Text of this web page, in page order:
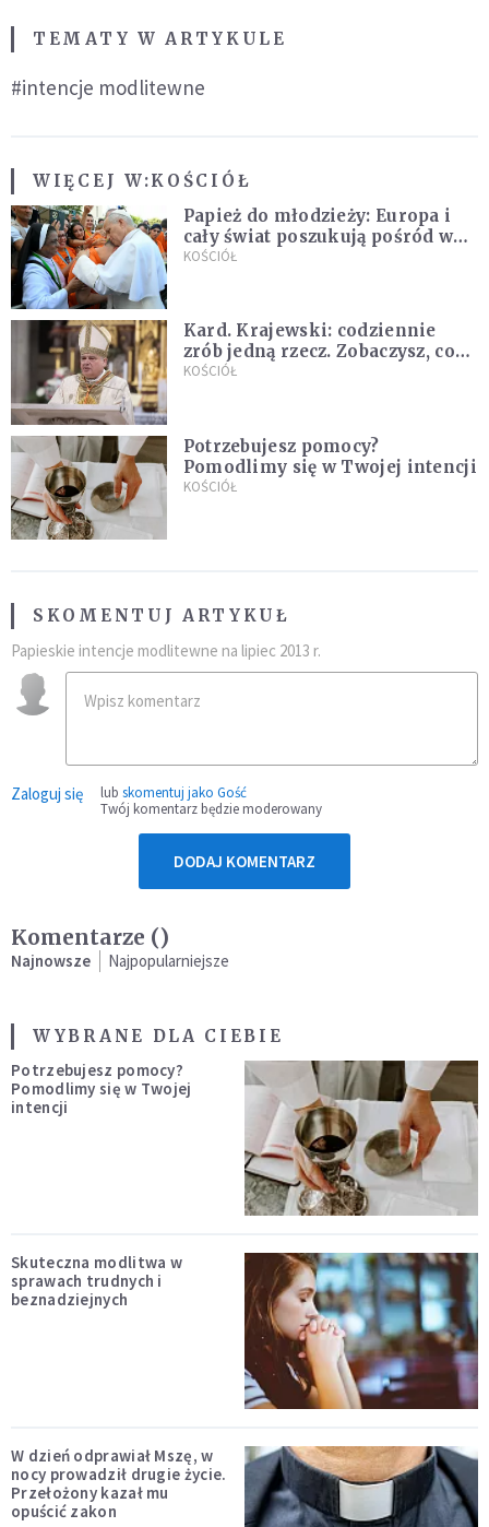
TEMATY W ARTYKULE
#intencje modlitewne
WIĘCEJ W:KOŚCIÓŁ
Papież do młodzieży: Europa i
cały świat poszukują pośród was
nowych świętych
KOŚCIÓŁ
Kard. Krajewski: codziennie
zrób jedną rzecz. Zobaczysz, co
stanie się z twoim życiem
KOŚCIÓŁ
Potrzebujesz pomocy?
Pomodlimy się w Twojej intencji
KOŚCIÓŁ
SKOMENTUJ ARTYKUŁ
Papieskie intencje modlitewne na lipiec 2013 r.
Zaloguj się lub skomentuj jako Gość
Twój komentarz będzie moderowany
DODAJ KOMENTARZ
Komentarze ()
Najnowsze Najpopularniejsze
WYBRANE DLA CIEBIE
Potrzebujesz pomocy?
Pomodlimy się w Twojej
intencji
Skuteczna modlitwa w
sprawach trudnych i
beznadziejnych
W dzień odprawiał Mszę, w
nocy prowadził drugie życie.
Przełożony kazał mu
opuścić zakon